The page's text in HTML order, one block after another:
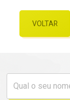
VOLTAR